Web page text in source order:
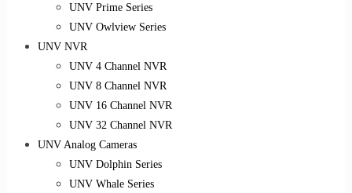
UNV Prime Series
UNV Owlview Series
UNV NVR
UNV 4 Channel NVR
UNV 8 Channel NVR
UNV 16 Channel NVR
UNV 32 Channel NVR
UNV Analog Cameras
UNV Dolphin Series
UNV Whale Series